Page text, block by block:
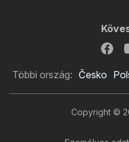
Többi ország: Česko
Copyright ©